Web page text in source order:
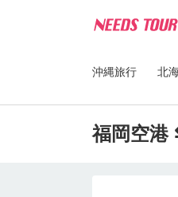
沖縄旅行 北
福岡空港